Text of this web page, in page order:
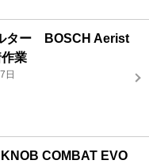
ター BOSCH Aerist
業
日
KNOB COMBAT EVO